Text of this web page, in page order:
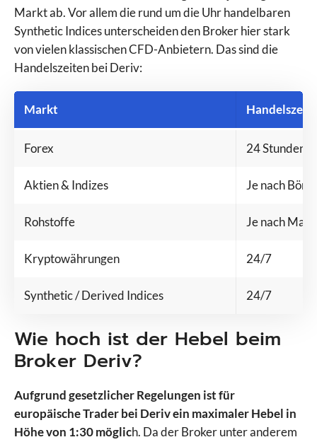
Markt ab. Vor allem die rund um die Uhr handelbaren
Synthetic Indices unterscheiden den Broker hier stark
von vielen klassischen CFD-Anbietern. Das sind die
Handelszeiten bei Deriv:
Markt
Forex 24 Stunden,
Aktien & Indizes Je nach Börse
Rohstoffe Je nach
Kryptowährungen 24/7
Synthetic / Derived Indices 24/7
Wie hoch ist der Hebel beim
Broker Deriv?
Aufgrund gesetzlicher Regelungen ist für
europäische Trader bei Deriv ein maximaler Hebel in
Höhe von 1:30 möglich. Da der Broker unter anderem